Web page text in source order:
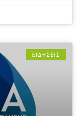
ΕΙΔΗΣΕΙΣ